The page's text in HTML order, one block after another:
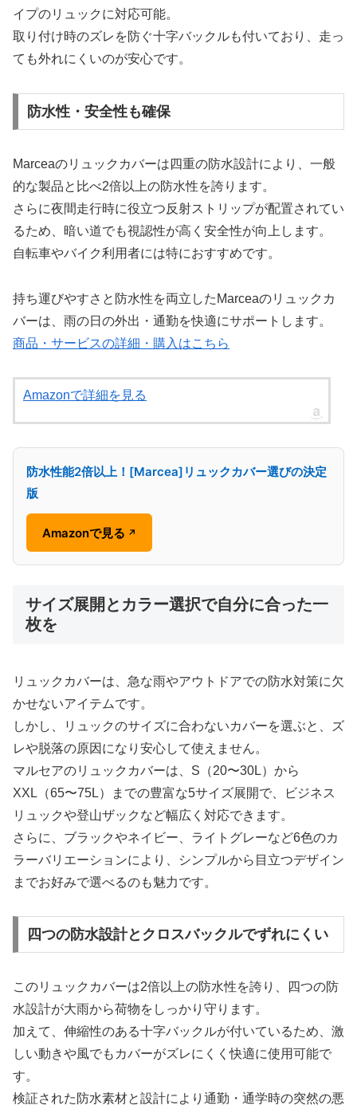
イプのリュックに対応可能。
取り付け時のズレを防ぐ十字バックルも付いており、走っ
ても外れにくいのが安心です。
防水性・安全性も確保
Marceaのリュックカバーは四重の防水設計により、一般
的な製品と比べ2倍以上の防水性を誇ります。
さらに夜間走行時に役立つ反射ストリップが配置されてい
るため、暗い道でも視認性が高く安全性が向上します。
自転車やバイク利用者には特におすすめです。
持ち運びやすさと防水性を両立したMarceaのリュックカ
バーは、雨の日の外出・通勤を快適にサポートします。
商品・サービスの詳細・購入はこちら
Amazonで詳細を見る
防水性能2倍以上！[Marcea]リュックカバー選びの決定
版
Amazonで見る ↗
サイズ展開とカラー選択で自分に合った一
枚を
リュックカバーは、急な雨やアウトドアでの防水対策に欠
かせないアイテムです。
しかし、リュックのサイズに合わないカバーを選ぶと、ズ
レや脱落の原因になり安心して使えません。
マルセアのリュックカバーは、S（20〜30L）から
XXL（65〜75L）までの豊富な5サイズ展開で、ビジネス
リュックや登山ザックなど幅広く対応できます。
さらに、ブラックやネイビー、ライトグレーなど6色のカ
ラーバリエーションにより、シンプルから目立つデザイン
までお好みで選べるのも魅力です。
四つの防水設計とクロスバックルでずれにくい
このリュックカバーは2倍以上の防水性を誇り、四つの防
水設計が大雨から荷物をしっかり守ります。
加えて、伸縮性のある十字バックルが付いているため、激
しい動きや風でもカバーがズレにくく快適に使用可能で
す。
検証された防水素材と設計により通勤・通学時の突然の悪